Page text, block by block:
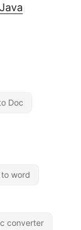
Doc
word
converter